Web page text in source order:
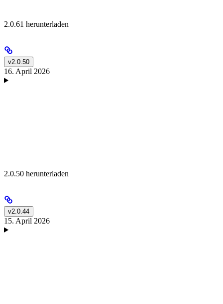
2.0.61 herunterladen
v2.0.50
16. April 2026
2.0.50 herunterladen
v2.0.44
15. April 2026